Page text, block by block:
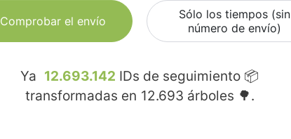
Comprobar el envío
Sólo los tiempos (sin
número de envío)
Ya 12.693.142 IDs de seguimiento 📦
transformadas en 12.693 árboles 🌳.